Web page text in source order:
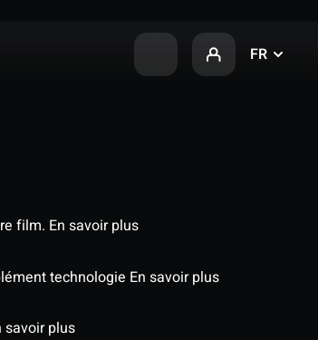
FR
film. En savoir plus
technologie En savoir plus
savoir plus